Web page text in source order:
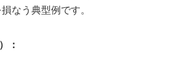
なう典型例です。
：